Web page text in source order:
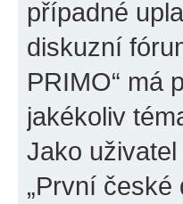
případné
diskuzní
PRIMO“ má
jakékoliv
Jako
„První